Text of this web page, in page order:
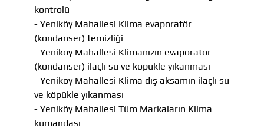
kontrolü
- Yeniköy Mahallesi Klima evaporatör
(kondanser) temizliği
- Yeniköy Mahallesi Klimanızın evaporatör
(kondanser) ilaçlı su ve köpükle yıkanması
- Yeniköy Mahallesi Klima dış aksamın ilaçlı su
ve köpükle yıkanması
- Yeniköy Mahallesi Tüm Markaların Klima
kumandası